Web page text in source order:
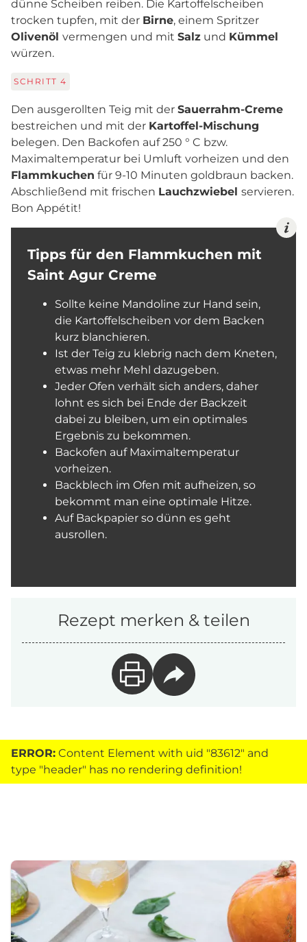
dünne Scheiben reiben. Die Kartoffelscheiben
trocken tupfen, mit der Birne, einem Spritzer
Olivenöl vermengen und mit Salz und Kümmel
würzen.
SCHRITT 4
Den ausgerollten Teig mit der Sauerrahm-Creme
bestreichen und mit der Kartoffel-Mischung
belegen. Den Backofen auf 250 ° C bzw.
Maximaltemperatur bei Umluft vorheizen und den
Flammkuchen für 9-10 Minuten goldbraun backen.
Abschließend mit frischen Lauchzwiebel servieren.
Bon Appétit!
Tipps für den Flammkuchen mit
Saint Agur Creme
Sollte keine Mandoline zur Hand sein,
die Kartoffelscheiben vor dem Backen
kurz blanchieren.
Ist der Teig zu klebrig nach dem Kneten,
etwas mehr Mehl dazugeben.
Jeder Ofen verhält sich anders, daher
lohnt es sich bei Ende der Backzeit
dabei zu bleiben, um ein optimales
Ergebnis zu bekommen.
Backofen auf Maximaltemperatur
vorheizen.
Backblech im Ofen mit aufheizen, so
bekommt man eine optimale Hitze.
Auf Backpapier so dünn es geht
ausrollen.
Rezept merken & teilen
ERROR: Content Element with uid "83612" and
type "header" has no rendering definition!